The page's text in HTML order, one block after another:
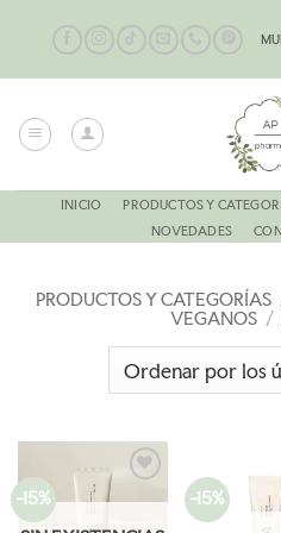
contenido
INICIO PRODUCTOS Y
NOVEDADES
PRODUCTOS Y CATEGORÍAS
VEGANOS /
-15%
AÑADIR
-15%